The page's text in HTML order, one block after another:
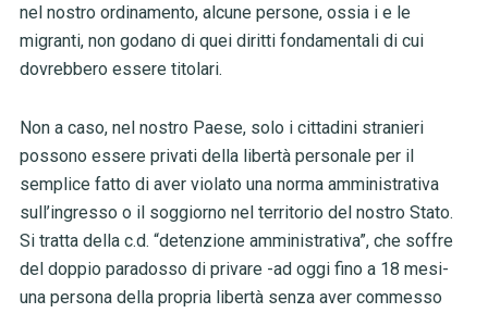
nel nostro ordinamento, alcune persone, ossia i e le
migranti, non godano di quei diritti fondamentali di cui
dovrebbero essere titolari.
Non a caso, nel nostro Paese, solo i cittadini stranieri
possono essere privati della libertà personale per il
semplice fatto di aver violato una norma amministrativa
sull’ingresso o il soggiorno nel territorio del nostro Stato.
Si tratta della c.d. “detenzione amministrativa”, che soffre
del doppio paradosso di privare -ad oggi fino a 18 mesi-
una persona della propria libertà senza aver commesso